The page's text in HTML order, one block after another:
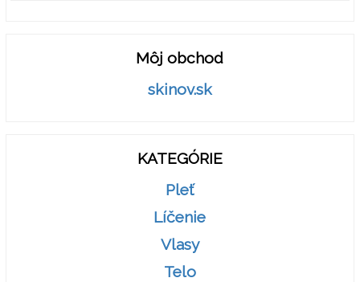
Môj obchod
skinov.sk
KATEGÓRIE
Pleť
Líčenie
Vlasy
Telo